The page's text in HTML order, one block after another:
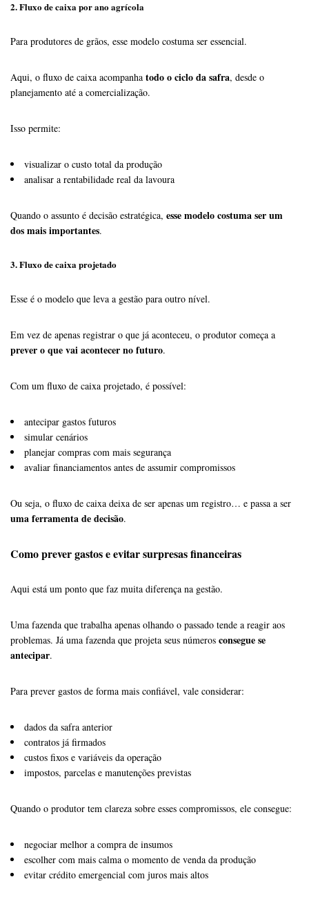
2. Fluxo de caixa por ano agrícola
Para produtores de grãos, esse modelo costuma ser essencial.
Aqui, o fluxo de caixa acompanha todo o ciclo da safra, desde o
planejamento até a comercialização.
Isso permite:
visualizar o custo total da produção
analisar a rentabilidade real da lavoura
Quando o assunto é decisão estratégica, esse modelo costuma ser um
dos mais importantes.
3. Fluxo de caixa projetado
Esse é o modelo que leva a gestão para outro nível.
Em vez de apenas registrar o que já aconteceu, o produtor começa a
prever o que vai acontecer no futuro.
Com um fluxo de caixa projetado, é possível:
antecipar gastos futuros
simular cenários
planejar compras com mais segurança
avaliar financiamentos antes de assumir compromissos
Ou seja, o fluxo de caixa deixa de ser apenas um registro… e passa a ser
uma ferramenta de decisão.
Como prever gastos e evitar surpresas financeiras
Aqui está um ponto que faz muita diferença na gestão.
Uma fazenda que trabalha apenas olhando o passado tende a reagir aos
problemas. Já uma fazenda que projeta seus números consegue se
antecipar.
Para prever gastos de forma mais confiável, vale considerar:
dados da safra anterior
contratos já firmados
custos fixos e variáveis da operação
impostos, parcelas e manutenções previstas
Quando o produtor tem clareza sobre esses compromissos, ele consegue:
negociar melhor a compra de insumos
escolher com mais calma o momento de venda da produção
evitar crédito emergencial com juros mais altos